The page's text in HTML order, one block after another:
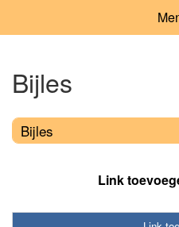
Bijles
Bijles
Link